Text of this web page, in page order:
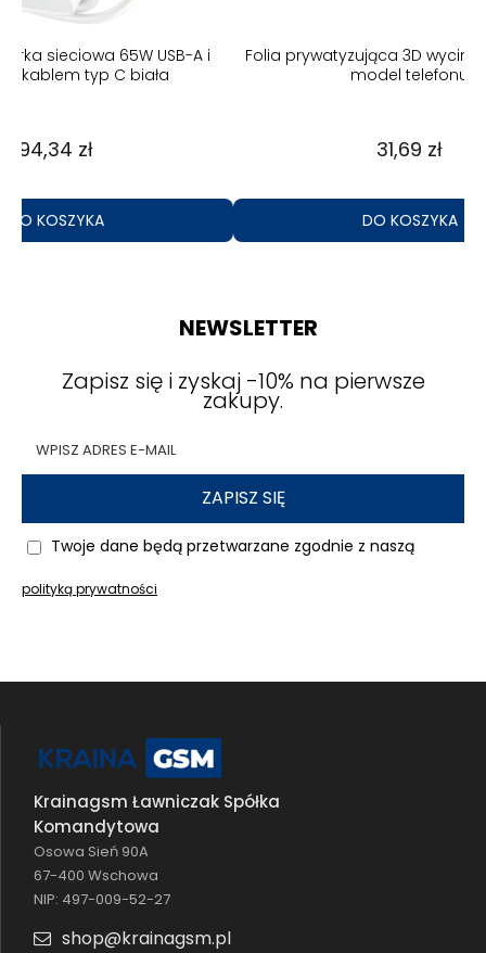
Folia prywatyzująca 3D wycinana na każdy
model telefonu
NEWSLETTER
Zapisz się i zyskaj -10% na pierwsze
zakupy.
ZAPISZ SIĘ
Twoje dane będą przetwarzane zgodnie z naszą
polityką prywatności
Krainagsm Ławniczak Spółka
Komandytowa
Osowa Sień 90A
67-400 Wschowa
NIP: 497-009-52-27
shop@krainagsm.pl